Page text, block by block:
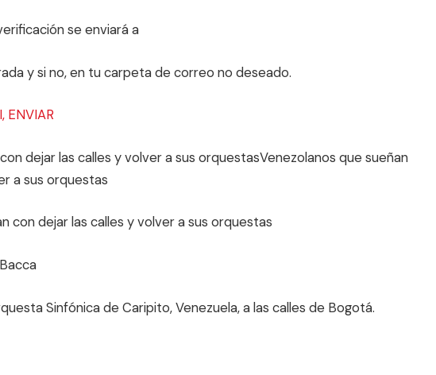
se enviará a
y si no, en tu carpeta de correo no deseado.
ENVIAR
dejar las calles y volver a sus orquestasVenezolanos que sueñan
a sus orquestas
Sinfónica de Caripito, Venezuela, a las calles de Bogotá.